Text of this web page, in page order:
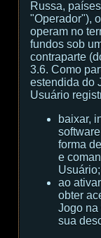
Russa,
"Operador"),
operam no
fundos sob
contraparte
3.6. Como
estendida do
Usuário
baixar,
forma
e
Usuário;
ao
obter
Jogo na
sua